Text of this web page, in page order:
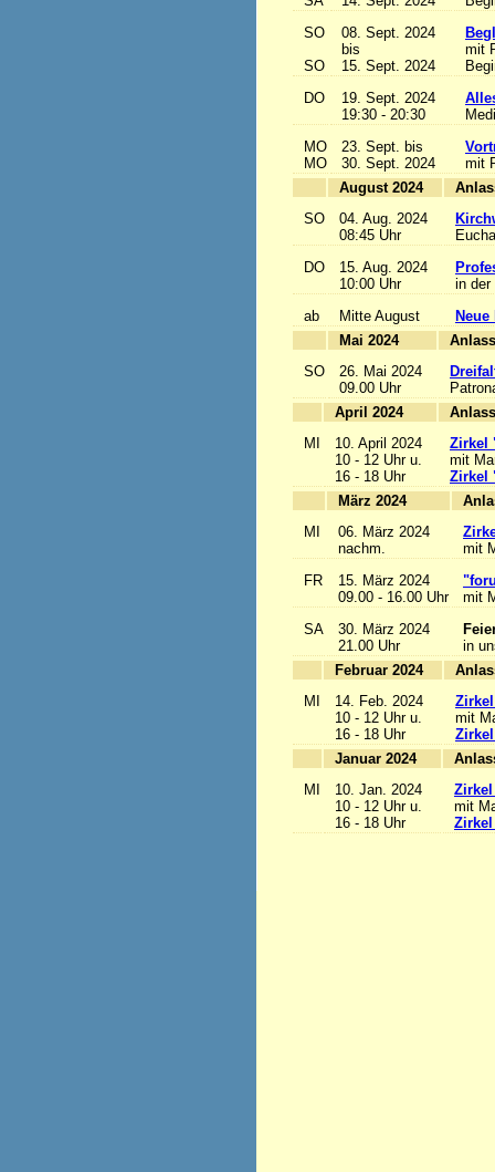
SO
SO
08. Sept. 2024
bis
15. Sept. 2024
mit
DO
19. Sept. 2024
19:30 - 20:30
MO
MO
23. Sept. bis
30. Sept. 2024
mit
August 2024
SO
04. Aug. 2024
08:45 Uhr
DO
15. Aug. 2024
10:00 Uhr
in der
ab
Mitte August
Mai 2024
SO
26. Mai 2024
09.00 Uhr
April 2024
MI
10. April 2024
10 - 12 Uhr u.
16 - 18 Uhr
Zirkel
mit
Zirkel
März 2024
MI
06. März 2024
nachm.
mit
FR
15. März 2024
09.00 - 16.00 Uhr
mit
SA
30. März 2024
21.00 Uhr
in
Februar 2024
MI
14. Feb. 2024
10 - 12 Uhr u.
16 - 18 Uhr
mit
Januar 2024
MI
10. Jan. 2024
10 - 12 Uhr u.
16 - 18 Uhr
mit